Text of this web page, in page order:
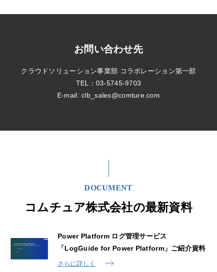
お問い合わせ先
クラウドソリューション事業部 コラボレーション第一部
TEL：03-5745-9703
E-mail:clb_sales@comture.com
DOCUMENT
コムチュア株式会社の最新資料
Power Platform ログ管理サービス
「LogGuide for Power Platform」ご紹介資料
さらに詳しく